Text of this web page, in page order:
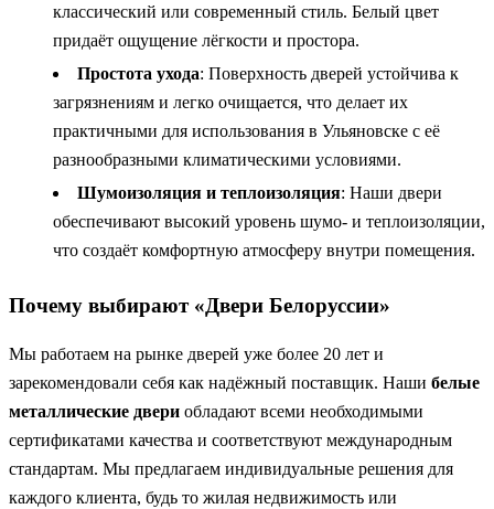
классический или современный стиль. Белый цвет
придаёт ощущение лёгкости и простора.
Простота ухода: Поверхность дверей устойчива к
загрязнениям и легко очищается, что делает их
практичными для использования в Ульяновске с её
разнообразными климатическими условиями.
Шумоизоляция и теплоизоляция: Наши двери
обеспечивают высокий уровень шумо- и теплоизоляции,
что создаёт комфортную атмосферу внутри помещения.
Почему выбирают «Двери Белоруссии»
Мы работаем на рынке дверей уже более 20 лет и
зарекомендовали себя как надёжный поставщик. Наши белые
металлические двери обладают всеми необходимыми
сертификатами качества и соответствуют международным
стандартам. Мы предлагаем индивидуальные решения для
каждого клиента, будь то жилая недвижимость или